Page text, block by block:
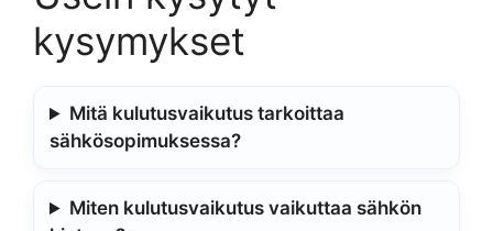
kysymykset
Mitä kulutusvaikutus tarkoittaa
sähkösopimuksessa?
Miten kulutusvaikutus vaikuttaa sähkön